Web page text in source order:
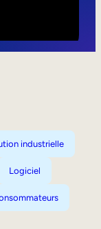
industrielle
Logiciel